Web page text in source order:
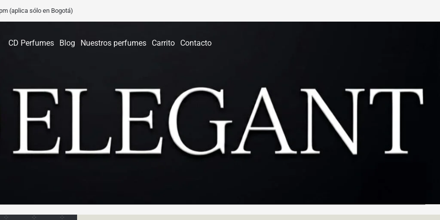
(aplica sólo en Bogotá)
CD Perfumes Blog Nuestros perfumes Carrito Contacto